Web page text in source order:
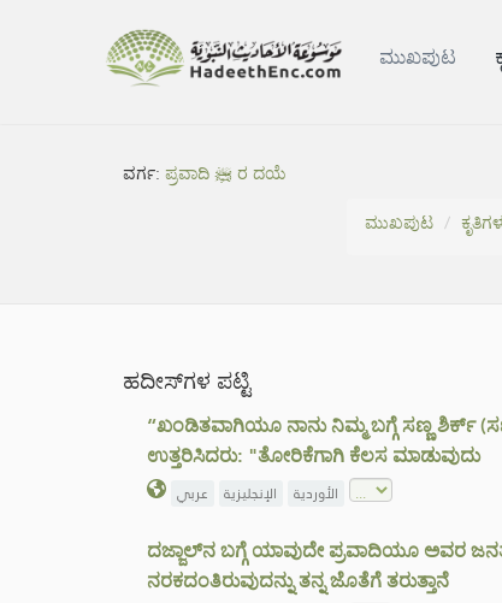
ಮುಖಪುಟ
ವರ್ಗ:
ಪ್ರವಾದಿ ﷺ ರ ದಯೆ
ಮುಖಪುಟ
ಹದೀಸ್‌ಗಳ ಪಟ್ಟಿ
“ಖಂಡಿತವಾಗಿಯೂ ನಾನು ನಿಮ್ಮ ಬಗ್ಗೆ ಸಣ್ಣ ಶಿರ್ಕ್
ಉತ್ತರಿಸಿದರು: "ತೋರಿಕೆಗಾಗಿ ಕೆಲಸ ಮಾಡುವುದು
عربي الإنجليزية الأوردية
ದಜ್ಜಾಲ್‌ನ ಬಗ್ಗೆ ಯಾವುದೇ ಪ್ರವಾದಿಯೂ ಅವರ
ನರಕದಂತಿರುವುದನ್ನು ತನ್ನ ಜೊತೆಗೆ ತರುತ್ತಾನೆ